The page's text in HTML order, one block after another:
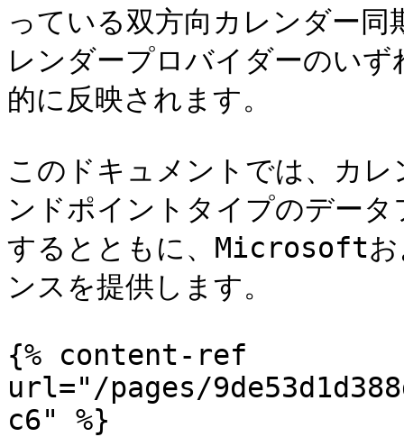
っている双方向カレンダー
レンダープロバイダーのい
的に反映されます。
このドキュメントでは、カ
ンドポイントタイプのデー
するとともに、Microsoftお
ンスを提供します。
{% content-ref
url="/pages/
c6" %}